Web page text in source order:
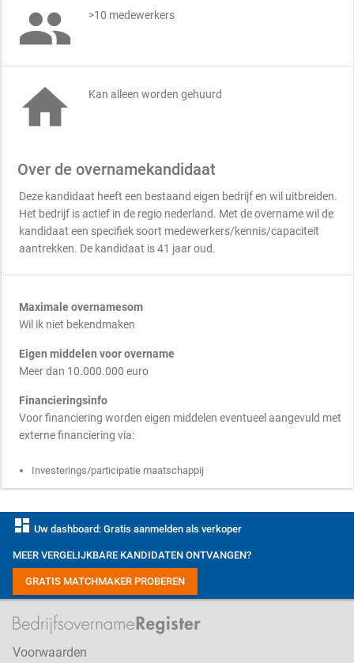
 >10 medewerkers
 Kan alleen worden gehuurd
Over de overnamekandidaat
Deze kandidaat heeft een bestaand eigen bedrijf en wil uitbreiden.
Het bedrijf is actief in de regio nederland. Met de overname wil de
kandidaat een specifiek soort medewerkers/kennis/capaciteit
aantrekken. De kandidaat is 41 jaar oud.
Maximale overnamesom
Wil ik niet bekendmaken
Eigen middelen voor overname
Meer dan 10.000.000 euro
Financieringsinfo
Voor financiering worden eigen middelen eventueel aangevuld met
externe financiering via:
Investerings/participatie maatschappij
dashboard Uw dashboard: Gratis aanmelden als verkoper
MEER VERGELIJKBARE KANDIDATEN ONTVANGEN?
GRATIS MATCHMAKER PROBEREN
Voorwaarden